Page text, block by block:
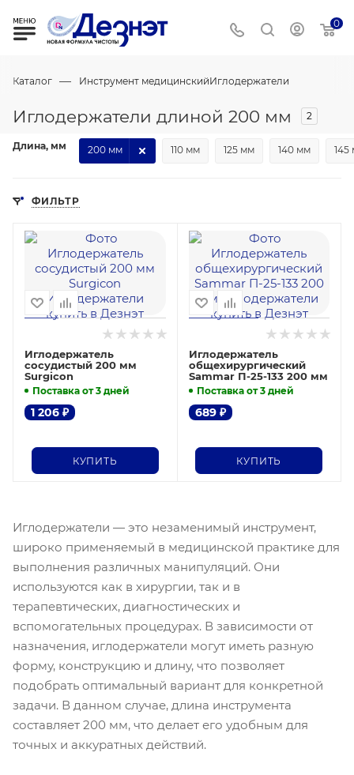
0
Каталог — Инструмент медицинскийИглодержатели
Иглодержатели длиной 200 мм 2
Длина, мм 110 мм 125 мм 140 мм 145
200 мм
ФИЛЬТР
Иглодержатель
сосудистый 200 мм
Surgicon
Поставка от 3 дней
1 206 ₽
КУПИТЬ
Иглодержатель
общехирургический
Sammar П-25-133 200 мм
Поставка от 3 дней
689₽
КУПИТЬ
Иглодержатели — это незаменимый инструмент,
широко применяемый в медицинской практике для
выполнения различных манипуляций. Они
используются как в хирургии, так и в
терапевтических, диагностических и
вспомогательных процедурах. В зависимости от
назначения, иглодержатели могут иметь разную
форму, конструкцию и длину, что позволяет
подобрать оптимальный вариант для конкретной
задачи. В данном случае, длина инструмента
составляет 200 мм, что делает его удобным для
точных и аккуратных действий.